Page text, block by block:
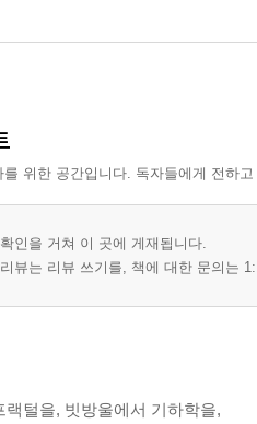
등비수열
한 단서 / 알고리즘
수학적 패턴 / 난류
기 / 제논의 역설
/ 엔트로피
수학적 뿌리 / 친구 관계의 역설
는 수학 / 알고리즘
가 / 컴퓨터 프로그래밍
지막 호흡 / 확률
위한 공간입니다. 독자들에게 전하
인을 거쳐 이 곳에 게재됩니다.
뷰는 리뷰 쓰기를, 책에 대한 문의는
랙털을, 빗방울에서 기하학을,